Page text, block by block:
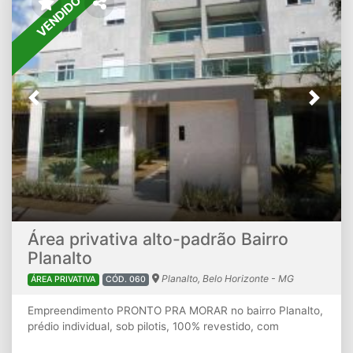
bancário, carta de crédito e FGTS. AVISO IMPORTANTE:
Os valores e informações poderão sofrer alterações ou o
imóvel ser vendido sem aviso prévio. Favor confirmar
valores e disponibilidade ao entrar em contato conosco.
Área privativa alto-padrão Bairro
Planalto
ÁREA PRIVATIVA CÓD. 060 Planalto, Belo Horizonte - MG
Previous Next
VENDIDO
Empreendimento PRONTO PRA MORAR no bairro Planalto,
prédio individual, sob pilotis, 100% revestido, com